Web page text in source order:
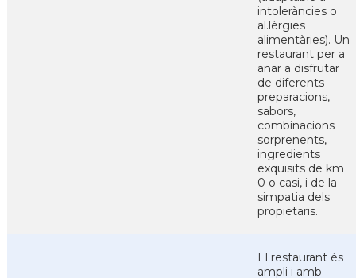
intoleràncies o
al.lèrgies
alimentàries). Un
restaurant per a
anar a disfrutar
de diferents
preparacions,
sabors,
combinacions
sorprenents,
ingredients
exquisits de km
0 o casi, i de la
simpatia dels
propietaris.
El restaurant és
ampli i amb